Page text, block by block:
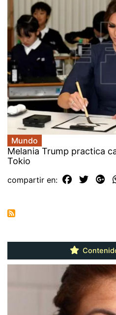
Mundo
Melania Trump practica
Tokio
compartir en: